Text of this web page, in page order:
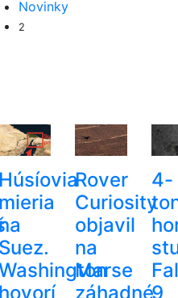
Novinky
2
Húsíovia
mieria
Suez.
hovorí
Rover
Curiosity
objavil
na
Marse
záhadné
4-
9